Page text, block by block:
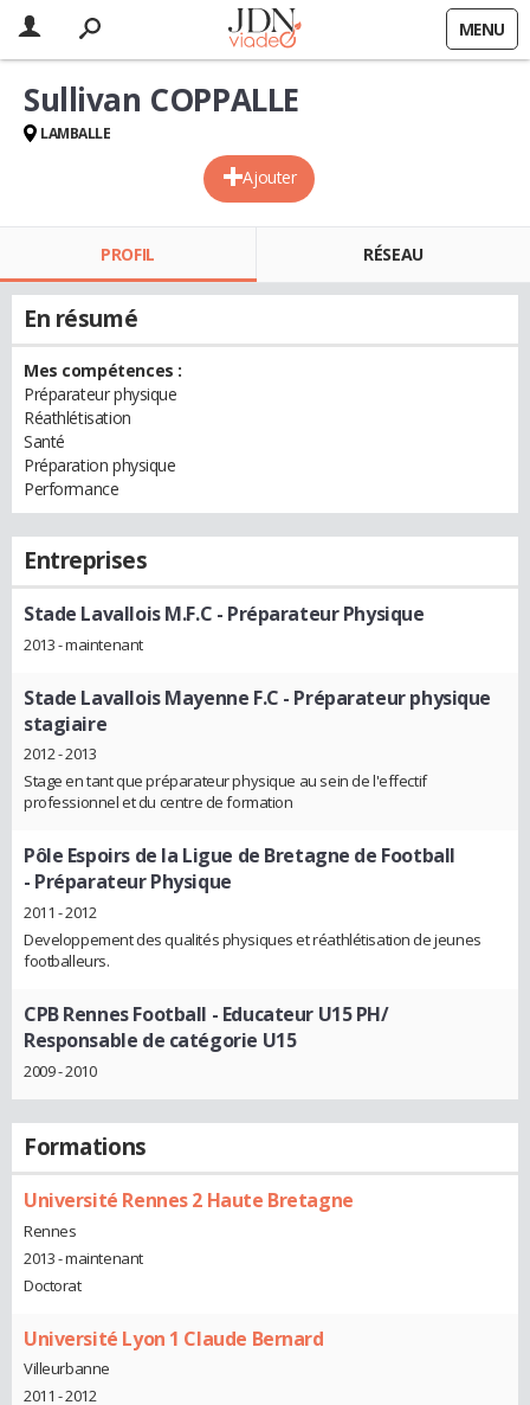
MENU
Ajouter
Sullivan COPPALLE
LAMBALLE
PROFIL RÉSEAU
En résumé
Mes compétences :
Préparateur physique
Réathlétisation
Santé
Préparation physique
Performance
Entreprises
Stade Lavallois M.F.C - Préparateur Physique
2013 - maintenant
Stade Lavallois Mayenne F.C - Préparateur physique
stagiaire
2012 - 2013
Stage en tant que préparateur physique au sein de l'effectif
professionnel et du centre de formation
Pôle Espoirs de la Ligue de Bretagne de Football
- Préparateur Physique
2011 - 2012
Developpement des qualités physiques et réathlétisation de jeunes
footballeurs.
CPB Rennes Football - Educateur U15 PH/
Responsable de catégorie U15
2009 - 2010
Formations
Université Rennes 2 Haute Bretagne
Rennes
2013 - maintenant
Doctorat
Université Lyon 1 Claude Bernard
Villeurbanne
2011 - 2012